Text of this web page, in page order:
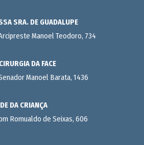
SRA. DE GUADALUPE
Manoel Teodoro, 734
DA FACE
Manoel Barata, 1436
DA CRIANÇA
Romualdo de Seixas, 606